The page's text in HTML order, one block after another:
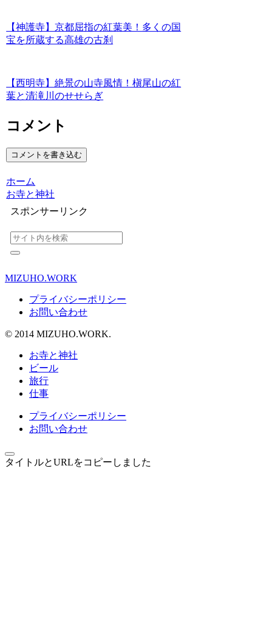
【神護寺】京都屈指の紅葉美！多くの国
宝を所蔵する高雄の古刹
【西明寺】絶景の山寺風情！槇尾山の紅
葉と清滝川のせせらぎ
コメント
コメントを書き込む
ホーム
お寺と神社
スポンサーリンク
MIZUHO.WORK
プライバシーポリシー
お問い合わせ
© 2014 MIZUHO.WORK.
お寺と神社
ビール
旅行
仕事
プライバシーポリシー
お問い合わせ
タイトルとURLをコピーしました